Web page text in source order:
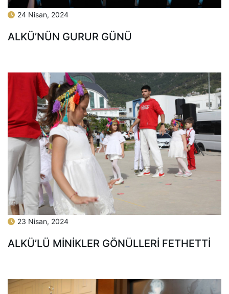
24 Nisan, 2024
ALKÜ’NÜN GURUR GÜNÜ
23 Nisan, 2024
ALKÜ’LÜ MİNİKLER GÖNÜLLERİ FETHETTİ